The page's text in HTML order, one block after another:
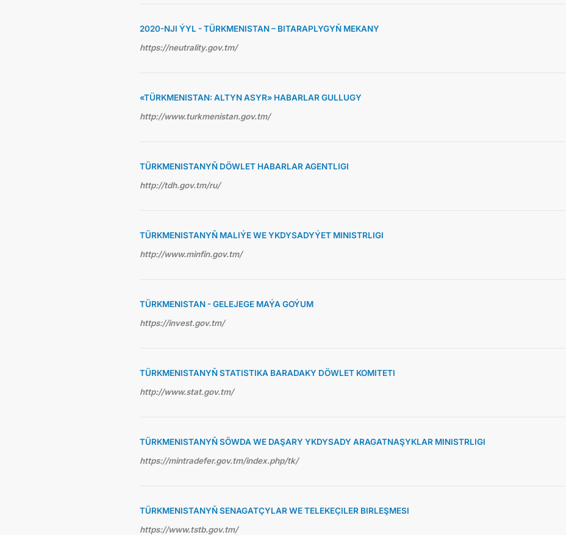
2020-NJI ÝYL - TÜRKMENISTAN – BITARAPLYGYŇ MEKANY
https://neutrality.gov.tm/
«TÜRKMENISTAN: ALTYN ASYR» HABARLAR GULLUGY
http://www.turkmenistan.gov.tm/
TÜRKMENISTANYŇ DÖWLET HABARLAR AGENTLIGI
http://tdh.gov.tm/ru/
TÜRKMENISTANYŇ MALIÝE WE YKDYSADYÝET MINISTRLIGI
http://www.minfin.gov.tm/
TÜRKMENISTAN - GELEJEGE MAÝA GOÝUM
https://invest.gov.tm/
TÜRKMENISTANYŇ STATISTIKA BARADAKY DÖWLET KOMITETI
http://www.stat.gov.tm/
TÜRKMENISTANYŇ SÖWDA WE DAŞARY YKDYSADY ARAGATNAŞYKLAR MINISTRLIGI
https://mintradefer.gov.tm/index.php/tk/
TÜRKMENISTANYŇ SENAGATÇYLAR WE TELEKEÇILER BIRLEŞMESI
https://www.tstb.gov.tm/